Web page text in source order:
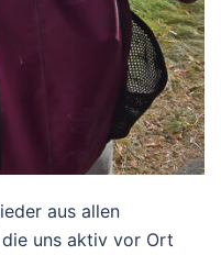
aus allen
uns aktiv vor Ort